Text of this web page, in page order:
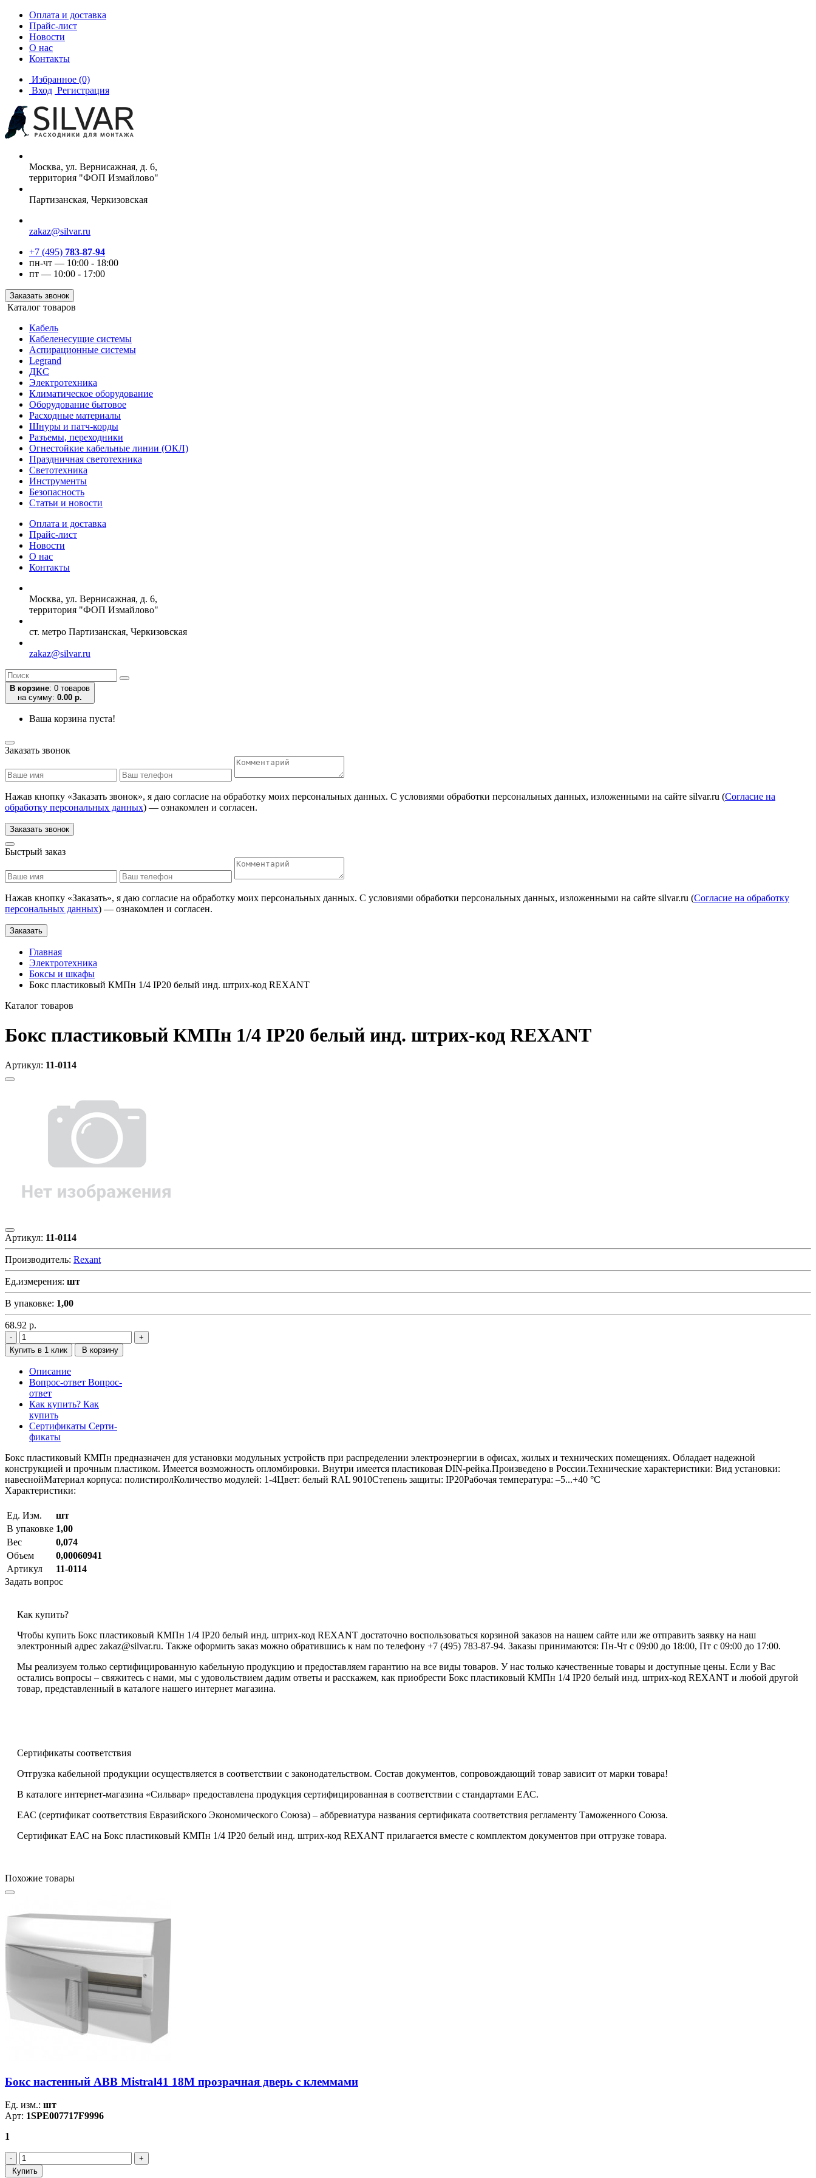
Оплата и доставка
Прайс-лист
Новости
О нас
Контакты
Избранное (0)
Вход Регистрация
Москва, ул. Вернисажная, д. 6,
территория "ФОП Измайлово"
Партизанская, Черкизовская
zakaz@silvar.ru
+7 (495) 783-87-94
пн-чт — 10:00 - 18:00
пт — 10:00 - 17:00
Заказать звонок
Каталог товаров
Кабель
Кабеленесущие системы
Аспирационные системы
Legrand
ДКС
Электротехника
Климатическое оборудование
Оборудование бытовое
Расходные материалы
Шнуры и патч-корды
Разъемы, переходники
Огнестойкие кабельные линии (ОКЛ)
Праздничная светотехника
Светотехника
Инструменты
Безопасность
Статьи и новости
Оплата и доставка
Прайс-лист
Новости
О нас
Контакты
Москва, ул. Вернисажная, д. 6,
территория "ФОП Измайлово"
ст. метро Партизанская, Черкизовская
zakaz@silvar.ru
В корзине: 0 товаров
на сумму: 0.00 р.
Ваша корзина пуста!
Заказать звонок
Нажав кнопку «Заказать звонок», я даю согласие на обработку моих персональных данных. С условиями обработки персональных данных, изложенными на сайте silvar.ru (Согласие на
обработку персональных данных) — ознакомлен и согласен.
Заказать звонок
Быстрый заказ
Нажав кнопку «Заказать», я даю согласие на обработку моих персональных данных. С условиями обработки персональных данных, изложенными на сайте silvar.ru (Согласие на обработку
персональных данных) — ознакомлен и согласен.
Заказать
Главная
Электротехника
Боксы и шкафы
Бокс пластиковый КМПн 1/4 IP20 белый инд. штрих-код REXANT
Каталог товаров
Бокс пластиковый КМПн 1/4 IP20 белый инд. штрих-код REXANT
Артикул: 11-0114
Артикул: 11-0114
Производитель: Rexant
Ед.измерения: шт
В упаковке: 1,00
68.92 р.
Купить в 1 клик В корзину
Описание
Вопрос-ответ Вопрос-
ответ
Как купить? Как
купить
Сертификаты Серти-
фикаты
Бокс пластиковый КМПн предназначен для установки модульных устройств при распределении электроэнергии в офисах, жилых и технических помещениях. Обладает надежной
конструкцией и прочным пластиком. Имеется возможность опломбировки. Внутри имеется пластиковая DIN-рейка.Произведено в России.Технические характеристики: Вид установки:
навеснойМатериал корпуса: полистиролКоличество модулей: 1-4Цвет: белый RAL 9010Степень защиты: IP20Рабочая температура: –5...+40 °С
Характеристики:
Ед. Изм.
шт
В упаковке 1,00
Вес
0,074
Объем
0,00060941
Артикул
11-0114
Задать вопрос
Как купить?
Чтобы купить Бокс пластиковый КМПн 1/4 IP20 белый инд. штрих-код REXANT достаточно воспользоваться корзиной заказов на нашем сайте или же отправить заявку на наш
электронный адрес zakaz@silvar.ru. Также оформить заказ можно обратившись к нам по телефону +7 (495) 783-87-94. Заказы принимаются: Пн-Чт с 09:00 до 18:00, Пт с 09:00 до 17:00.
Мы реализуем только сертифицированную кабельную продукцию и предоставляем гарантию на все виды товаров. У нас только качественные товары и доступные цены. Если у Вас
остались вопросы – свяжитесь с нами, мы с удовольствием дадим ответы и расскажем, как приобрести Бокс пластиковый КМПн 1/4 IP20 белый инд. штрих-код REXANT и любой другой
товар, представленный в каталоге нашего интернет магазина.
Сертификаты соответствия
Отгрузка кабельной продукции осуществляется в соответствии с законодательством. Состав документов, сопровождающий товар зависит от марки товара!
В каталоге интернет-магазина «Сильвар» предоставлена продукция сертифицированная в соответствии с стандартами ЕАС.
ЕАС (сертификат соответствия Евразийского Экономического Союза) – аббревиатура названия сертификата соответствия регламенту Таможенного Союза.
Сертификат ЕАС на Бокс пластиковый КМПн 1/4 IP20 белый инд. штрих-код REXANT прилагается вместе с комплектом документов при отгрузке товара.
Похожие товары
Бокс настенный ABB Mistral41 18М прозрачная дверь с клеммами
Ед. изм.: шт
Арт: 1SPE007717F9996
1
Купить